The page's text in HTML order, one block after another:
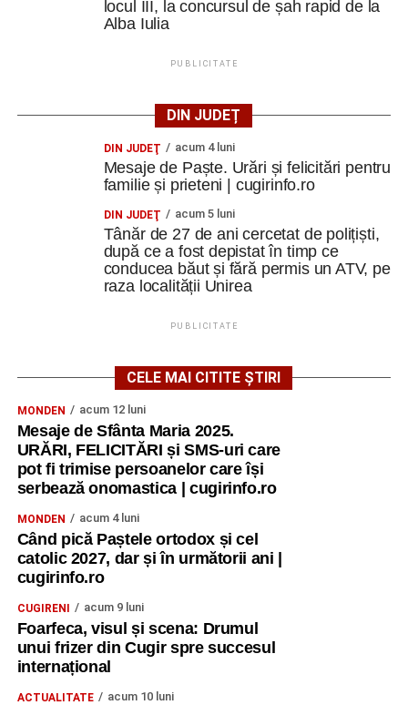
locul III, la concursul de șah rapid de la
Alba Iulia
PUBLICITATE
DIN JUDEȚ
DIN JUDEŢ acum 4 luni
Mesaje de Paște. Urări și felicitări pentru
familie și prieteni | cugirinfo.ro
DIN JUDEŢ acum 5 luni
Tânăr de 27 de ani cercetat de polițiști,
după ce a fost depistat în timp ce
conducea băut și fără permis un ATV, pe
raza localității Unirea
PUBLICITATE
CELE MAI CITITE ȘTIRI
MONDEN acum 12 luni
Mesaje de Sfânta Maria 2025.
URĂRI, FELICITĂRI și SMS-uri care
pot fi trimise persoanelor care își
serbează onomastica | cugirinfo.ro
MONDEN acum 4 luni
Când pică Paștele ortodox și cel
catolic 2027, dar și în următorii ani |
cugirinfo.ro
CUGIRENI acum 9 luni
Foarfeca, visul și scena: Drumul
unui frizer din Cugir spre succesul
internațional
ACTUALITATE acum 10 luni